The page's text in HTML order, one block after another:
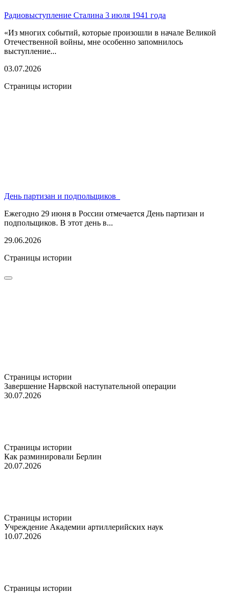
Радиовыступление Сталина 3 июля 1941 года
«Из многих событий, которые произошли в начале Великой
Отечественной войны, мне особенно запомнилось
выступление...
03.07.2026
Страницы истории
День партизан и подпольщиков
Ежегодно 29 июня в России отмечается День партизан и
подпольщиков. В этот день в...
29.06.2026
Страницы истории
Страницы истории
Завершение Нарвской наступательной операции
30.07.2026
Страницы истории
Как разминировали Берлин
20.07.2026
Страницы истории
Учреждение Академии артиллерийских наук
10.07.2026
Страницы истории